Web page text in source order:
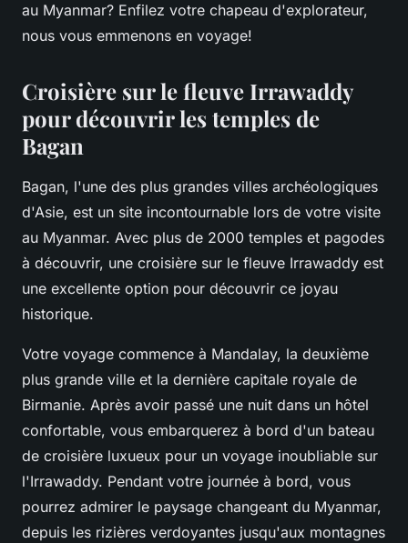
au Myanmar? Enfilez votre chapeau d'explorateur,
nous vous emmenons en voyage!
Croisière sur le fleuve Irrawaddy
pour découvrir les temples de
Bagan
Bagan, l'une des plus grandes villes archéologiques
d'Asie, est un site incontournable lors de votre visite
au Myanmar. Avec plus de 2000 temples et pagodes
à découvrir, une croisière sur le fleuve Irrawaddy est
une excellente option pour découvrir ce joyau
historique.
Votre voyage commence à Mandalay, la deuxième
plus grande ville et la dernière capitale royale de
Birmanie. Après avoir passé une nuit dans un hôtel
confortable, vous embarquerez à bord d'un bateau
de croisière luxueux pour un voyage inoubliable sur
l'Irrawaddy. Pendant votre journée à bord, vous
pourrez admirer le paysage changeant du Myanmar,
depuis les rizières verdoyantes jusqu'aux montagnes